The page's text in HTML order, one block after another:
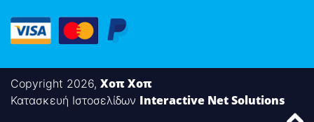
Copyright 2026, Χοπ Χοπ
Κατασκευή Ιστοσελίδων Interactive Net Solutions